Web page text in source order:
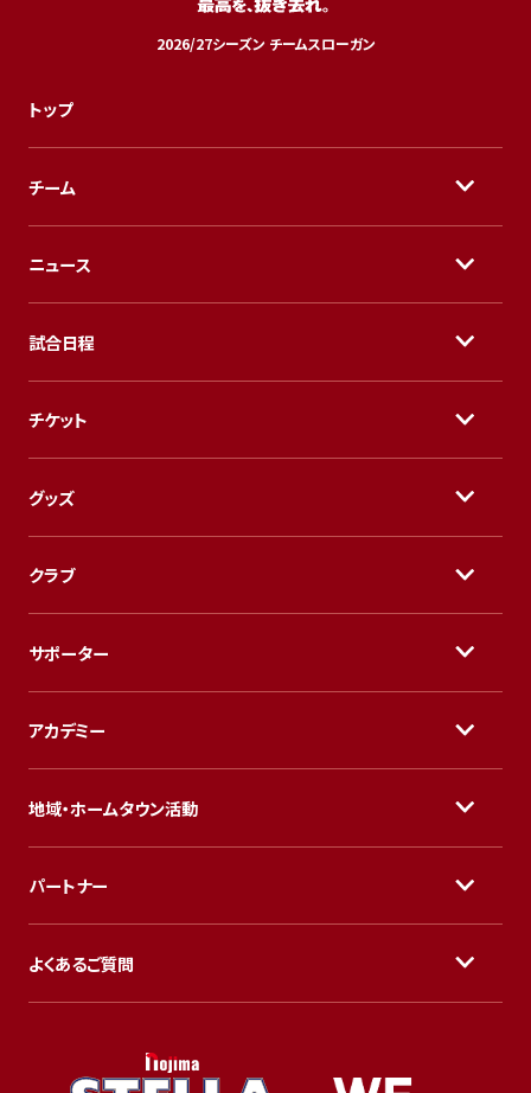
2026/27シーズン チームスローガン
トップ
チーム
ニュース
試合日程
チケット
グッズ
クラブ
サポーター
アカデミー
地域・ホームタウン活動
パートナー
よくあるご質問